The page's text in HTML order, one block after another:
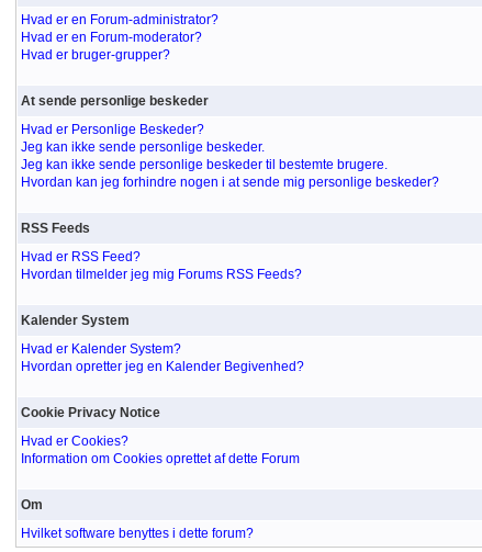
Hvad er en Forum-administrator?
Hvad er en Forum-moderator?
Hvad er bruger-grupper?
At sende personlige beskeder
Hvad er Personlige Beskeder?
Jeg kan ikke sende personlige beskeder.
Jeg kan ikke sende personlige beskeder til bestemte brugere.
Hvordan kan jeg forhindre nogen i at sende mig personlige beskeder?
RSS Feeds
Hvad er RSS Feed?
Hvordan tilmelder jeg mig Forums RSS Feeds?
Kalender System
Hvad er Kalender System?
Hvordan opretter jeg en Kalender Begivenhed?
Cookie Privacy Notice
Hvad er Cookies?
Information om Cookies oprettet af dette Forum
Om
Hvilket software benyttes i dette forum?